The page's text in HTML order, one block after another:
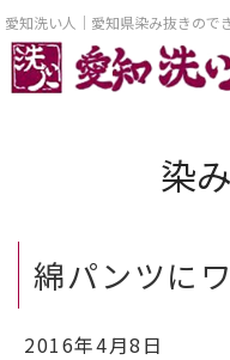
愛知洗い人｜愛知県染み抜きので
染
綿パンツに
2016年4月8日